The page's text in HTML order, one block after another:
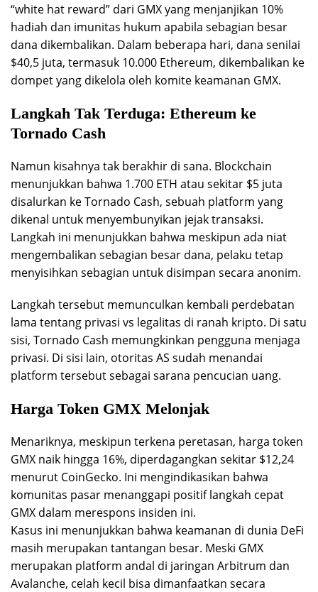
“white hat reward” dari GMX yang menjanjikan 10%
hadiah dan imunitas hukum apabila sebagian besar
dana dikembalikan. Dalam beberapa hari, dana senilai
$40,5 juta, termasuk 10.000 Ethereum, dikembalikan ke
dompet yang dikelola oleh komite keamanan GMX.
Langkah Tak Terduga: Ethereum ke
Tornado Cash
Namun kisahnya tak berakhir di sana. Blockchain
menunjukkan bahwa 1.700 ETH atau sekitar $5 juta
disalurkan ke Tornado Cash, sebuah platform yang
dikenal untuk menyembunyikan jejak transaksi.
Langkah ini menunjukkan bahwa meskipun ada niat
mengembalikan sebagian besar dana, pelaku tetap
menyisihkan sebagian untuk disimpan secara anonim.
Langkah tersebut memunculkan kembali perdebatan
lama tentang privasi vs legalitas di ranah kripto. Di satu
sisi, Tornado Cash memungkinkan pengguna menjaga
privasi. Di sisi lain, otoritas AS sudah menandai
platform tersebut sebagai sarana pencucian uang.
Harga Token GMX Melonjak
Menariknya, meskipun terkena peretasan, harga token
GMX naik hingga 16%, diperdagangkan sekitar $12,24
menurut CoinGecko. Ini mengindikasikan bahwa
komunitas pasar menanggapi positif langkah cepat
GMX dalam merespons insiden ini.
Kasus ini menunjukkan bahwa keamanan di dunia DeFi
masih merupakan tantangan besar. Meski GMX
merupakan platform andal di jaringan Arbitrum dan
Avalanche, celah kecil bisa dimanfaatkan secara